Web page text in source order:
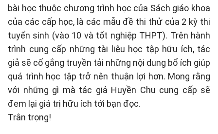
bài học thuộc chương trình học của Sách giáo khoa
của các cấp học, là các mẫu đề thi thử của 2 kỳ thi
tuyển sinh (vào 10 và tốt nghiệp THPT). Trên hành
trình cung cấp những tài liệu học tập hữu ích, tác
giả sẽ cố gắng truyền tải những nội dung bổ ích giúp
quá trình học tập trở nên thuận lợi hơn. Mong rằng
với những gì mà tác giả Huyền Chu cung cấp sẽ
đem lại giá trị hữu ích tới bạn đọc.
Trân trọng!